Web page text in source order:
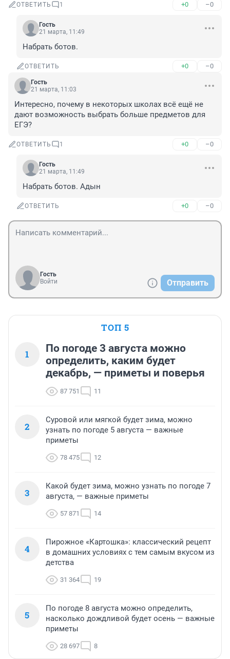
ОТВЕТИТЬ 1 +0 –0
Гость
21 марта, 11:49
Набрать ботов.
ОТВЕТИТЬ +0 –0
Гость
21 марта, 11:03
Интересно, почему в некоторых школах всё ещё не
дают возможность выбрать больше предметов для
ЕГЭ?
ОТВЕТИТЬ 1 +0 –0
Гость
21 марта, 11:49
Набрать ботов. Адын
ОТВЕТИТЬ +0 –0
Гость
Войти
Отправить
ТОП 5
1
По погоде 3 августа можно
определить, каким будет
декабрь, — приметы и поверья
87 751 11
2
Суровой или мягкой будет зима, можно
узнать по погоде 5 августа — важные
приметы
78 475 12
3
Какой будет зима, можно узнать по погоде 7
августа, — важные приметы
57 871 14
4
Пирожное «Картошка»: классический рецепт
в домашних условиях с тем самым вкусом из
детства
31 364 19
5
По погоде 8 августа можно определить,
насколько дождливой будет осень — важные
приметы
28 697 8